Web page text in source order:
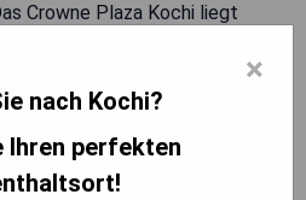
Crowne Plaza Kochi liegt
km entfernt, während der
vom Kakkanad Info Park
Shore Hospital entfernt. Die
×
nach Kochi?
Ihren perfekten